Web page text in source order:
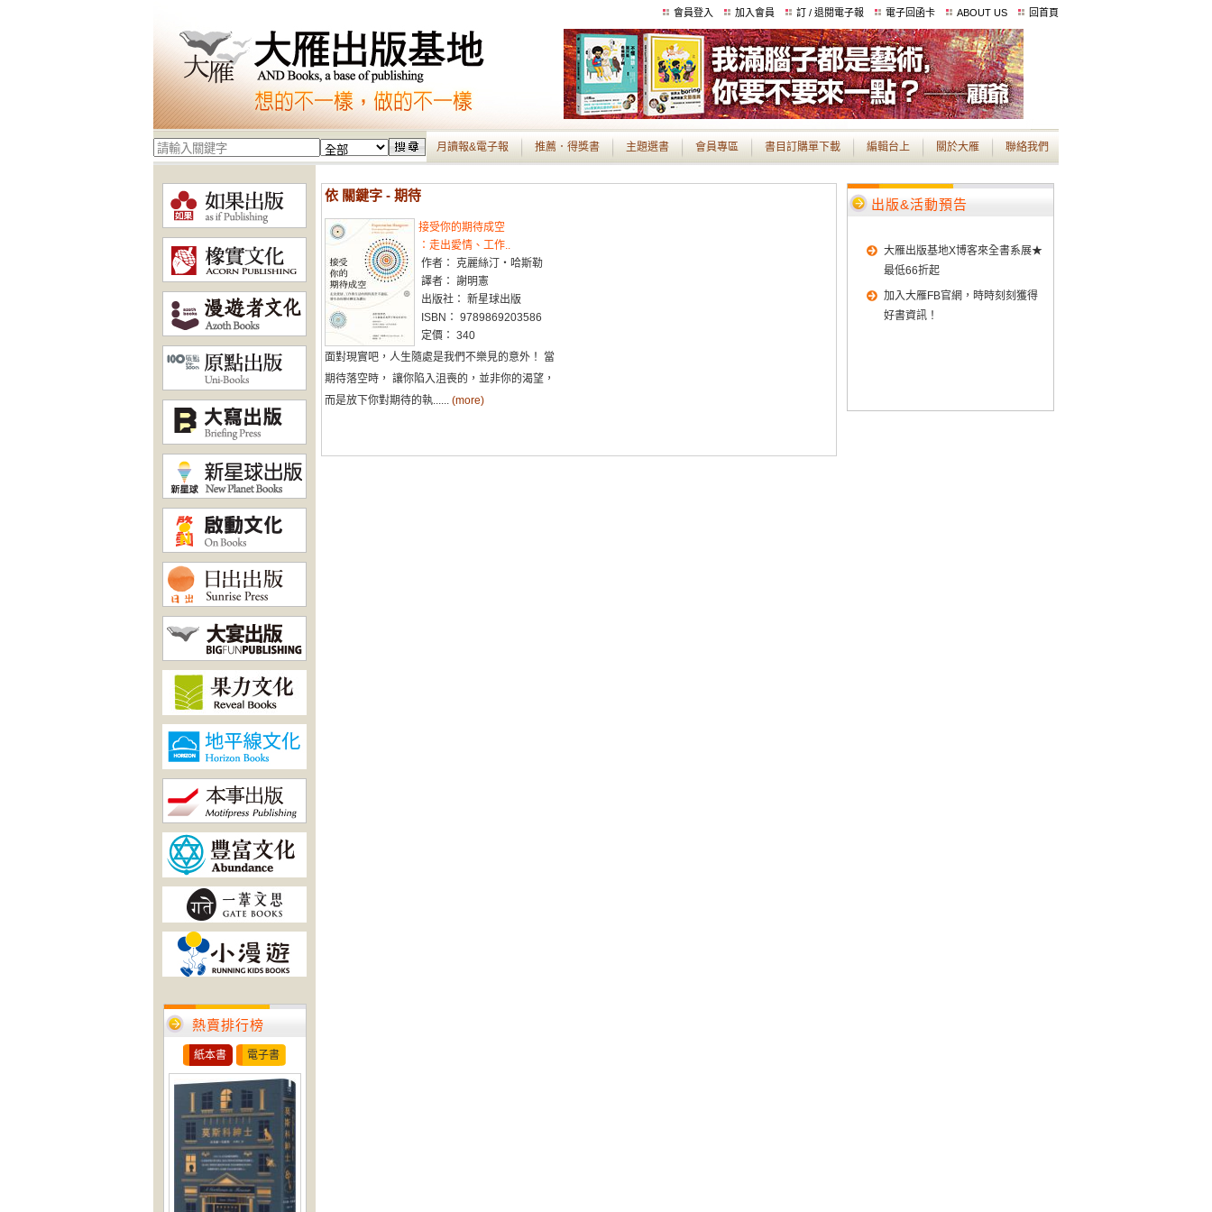
會員登入 加入會員 訂 / 退閱電子報 電子回函卡 ABOUT US 回首頁
月讀報&電子報 推薦．得獎書 主題選書 會員專區 書目訂購單下載 編輯台上 關於大雁 聯絡我們
熱賣排行榜
紙本書 電子書
依 關鍵字 - 期待
接受你的期待成空
：走出愛情、工作..
作者： 克麗絲汀‧哈斯勒
譯者： 謝明憲
出版社： 新星球出版
ISBN： 9789869203586
定價： 340
面對現實吧，人生隨處是我們不樂見的意外！ 當
期待落空時， 讓你陷入沮喪的，並非你的渴望，
而是放下你對期待的執...... (more)
出版&活動預告
大雁出版基地X博客來全書系展★
最低66折起
加入大雁FB官網，時時刻刻獲得
好書資訊！